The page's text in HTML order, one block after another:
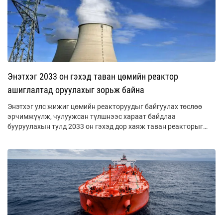
Энэтхэг 2033 он гэхэд таван цөмийн реактор
ашиглалтад оруулахыг зорьж байна
Энэтхэг улс жижиг цөмийн реакторуудыг байгуулах төслөө
эрчимжүүлж, чулуужсан түлшнээс хараат байдлаа
бууруулахын тулд 2033 он гэхэд дор хаяж таван реакторыг